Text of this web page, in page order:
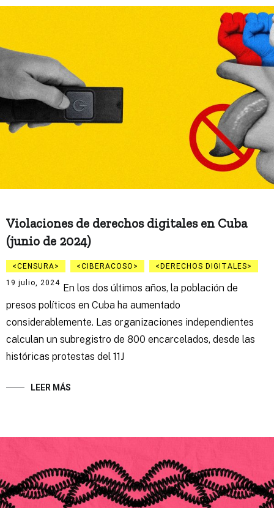
Violaciones de derechos digitales en Cuba
(junio de 2024)
CENSURA CIBERACOSO
DERECHOS DIGITALES
19 julio, 2024 En los dos últimos años, la población de
presos políticos en Cuba ha aumentado
considerablemente. Las organizaciones independientes
calculan un subregistro de 800 encarcelados, desde las
históricas protestas del 11J
LEER MÁS